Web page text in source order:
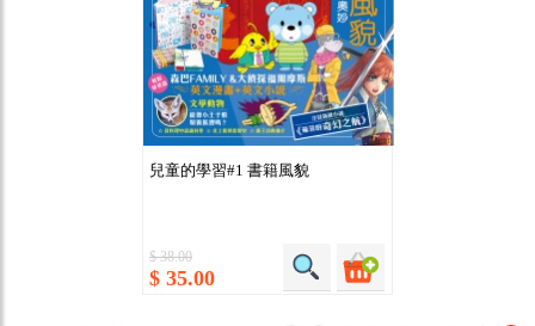
兒童的學習#1 書籍風貌
$ 38.00
$ 35.00